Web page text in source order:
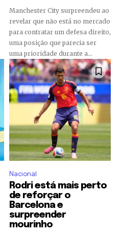
Manchester City surpreendeu ao
revelar que não está no mercado
para contratar um defesa direito,
uma posição que parecia ser
uma prioridade durante a...
Nacional
Rodri está mais perto
de reforçar o
Barcelona e
surpreender
mourinho